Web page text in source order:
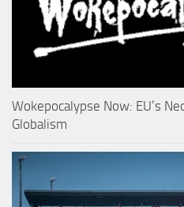
Wokepocalypse Now: EU’s
Globalism